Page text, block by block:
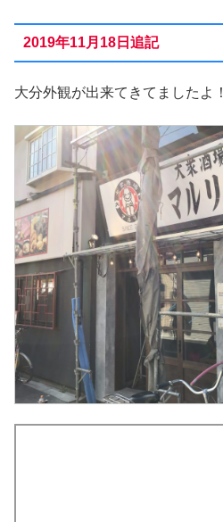
2019年11月18日追記
大分外観が出来てきてましたよ！